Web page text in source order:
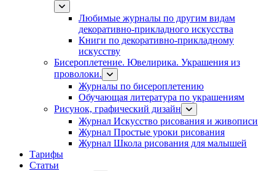
Любимые журналы по другим видам
декоративно-прикладного искусства
Книги по декоративно-прикладному
искусству
Бисероплетение. Ювелирика. Украшения из
проволоки.
Журналы по бисероплетению
Обучающая литература по украшениям
Рисунок, графический дизайн
Журнал Искусство рисования и живописи
Журнал Простые уроки рисования
Журнал Школа рисования для малышей
Тарифы
Статьи